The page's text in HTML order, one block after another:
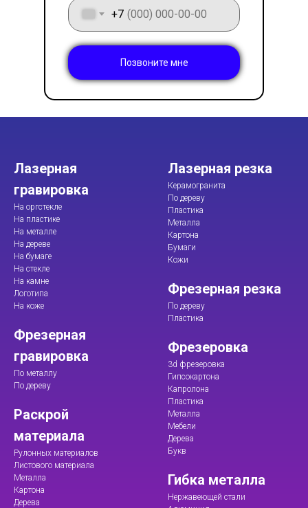
+7
Позвоните мне
Лазерная
гравировка
На оргстекле
На пластике
На металле
На дереве
На бумаге
На стекле
На камне
Логотипа
На коже
Фрезерная
гравировка
По металлу
По дереву
Раскрой
материала
Рулонных материалов
Листового материала
Металла
Картона
Дерева
Лазерная резка
Керамогранита
По дереву
Пластика
Металла
Картона
Бумаги
Кожи
Фрезерная резка
По дереву
Пластика
Фрезеровка
3d фрезеровка
Гипсокартона
Капролона
Пластика
Металла
Мебели
Дерева
Букв
Гибка металла
Нержавеющей стали